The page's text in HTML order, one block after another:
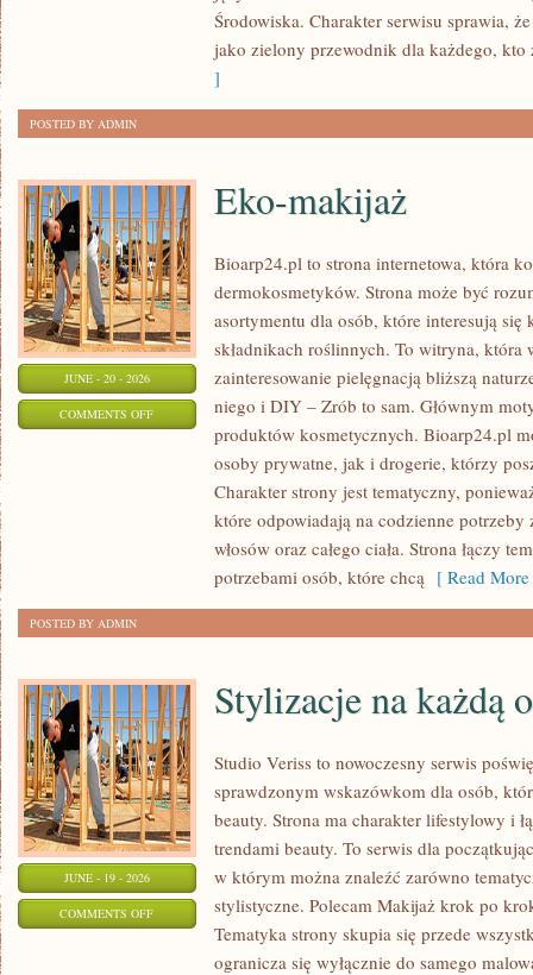
Środowiska. Charakter serwisu sprawia,
jako zielony przewodnik dla każdego, kto
]
POSTED BY ADMIN
JUNE - 20 - 2026
COMMENTS OFFON
Eko-makijaż
Bioarp24.pl to strona internetowa, która
dermokosmetyków. Strona może być
asortymentu dla osób, które interesują
składnikach roślinnych. To witryna, która
zainteresowanie pielęgnacją bliższą
niego i DIY – Zrób to sam. Głównym
produktów kosmetycznych. Bioarp24.pl
osoby prywatne, jak i drogerie, którzy
Charakter strony jest tematyczny,
które odpowiadają na codzienne potrzeby
włosów oraz całego ciała. Strona łączy
potrzebami osób, które chcą [ Read
POSTED BY ADMIN
JUNE - 19 - 2026
COMMENTS OFFON
STYLIZACJE
Stylizacje na każdą
Studio Veriss to nowoczesny serwis
sprawdzonym wskazówkom dla osób,
beauty. Strona ma charakter lifestylowy i
trendami beauty. To serwis dla
w którym można znaleźć zarówno
stylistyczne. Polecam Makijaż krok po
Tematyka strony skupia się przede
ogranicza się wyłącznie do samego